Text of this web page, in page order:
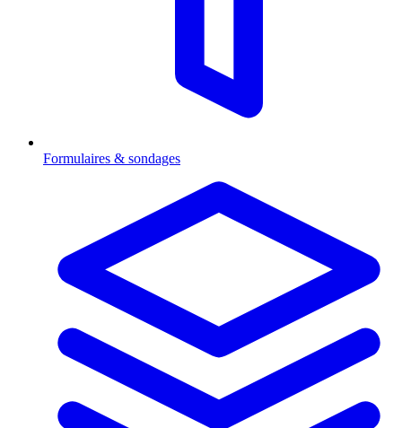
Formulaires & sondages